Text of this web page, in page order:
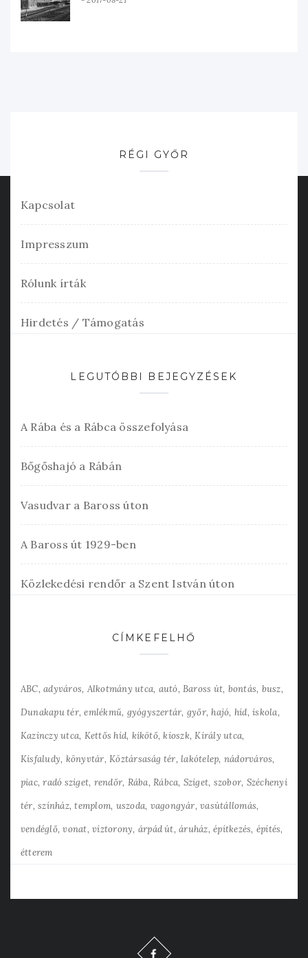
RÉGI GYŐR
Kapcsolat
Impresszum
Rólunk írták
Hirdetés / Támogatás
LEGUTÓBBI BEJEGYZÉSEK
A Rába és a Rábca összefolyása
Bőgőshajó a Rábán
Vasudvar a Baross úton
A Baross út 1929-ben
Közlekedési rendőr a Szent István úton
CÍMKEFELHŐ
ABC adyváros Alkotmány utca autó Baross út bontás busz
Dunakapu tér emlékmű gyógyszertár győr hajó híd iskola
Kazinczy utca Kettős híd kikötő kioszk Király utca
Kisfaludy könyvtár Köztársaság tér lakótelep nádorváros
piac radó sziget rendőr Rába Rábca Sziget szobor Széchenyi
tér színház templom uszoda vagongyár vasútállomás
vendéglő vonat víztorony árpád út áruház építkezés építés
étterem